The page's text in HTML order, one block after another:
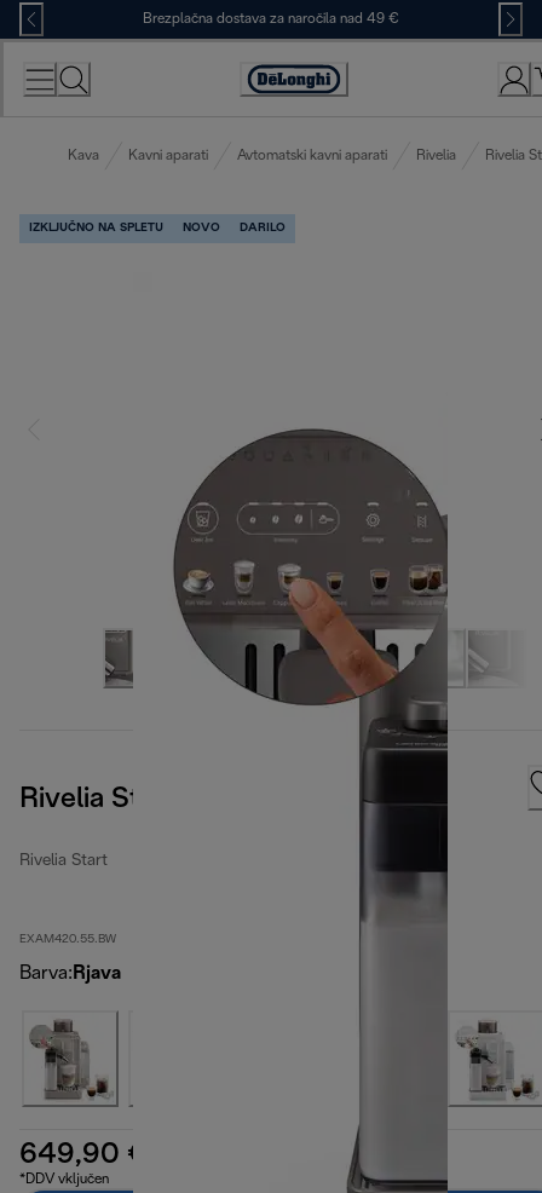
Skip
to
Content
Brezplačna dostava za naročila nad 49 €
Accessibility
Kava Kavni aparati Avtomatski kavni aparati Rivelia Rivelia
IZKLJUČNO NA SPLETU NOVO DARILO
Rivelia Start Umber Brown
Rivelia Start
EXAM420.55.BW
Barva: Rjava
649,90 €
*DDV vključen